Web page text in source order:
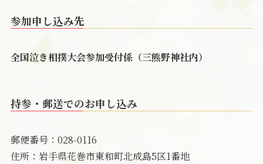
参加申し込み先
全国泣き相撲大会参加受付係（三熊野神社内）
持参・郵送でのお申し込み
郵便番号：028-0116
住所：岩手県花巻市東和町北成島5区1番地